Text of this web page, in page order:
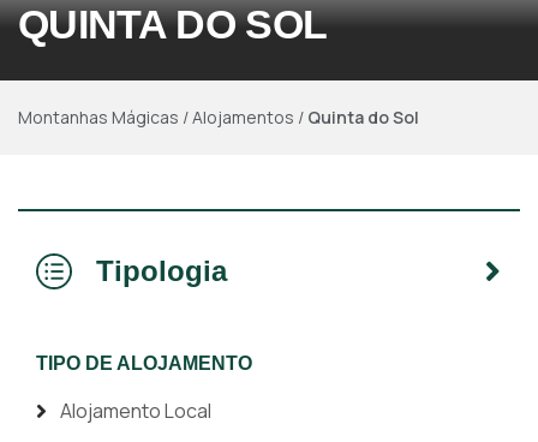
QUINTA DO SOL
Montanhas Mágicas /Alojamentos / Quinta do Sol
Tipologia
TIPO DE ALOJAMENTO
Alojamento Local